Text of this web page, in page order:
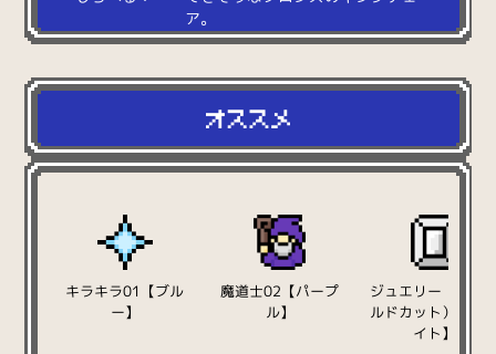
ア。
キラキラ01【ブル
ー】
魔道士02【パープ
ル】
ジュエリー（エメ
ルドカット）【ホ
イト】